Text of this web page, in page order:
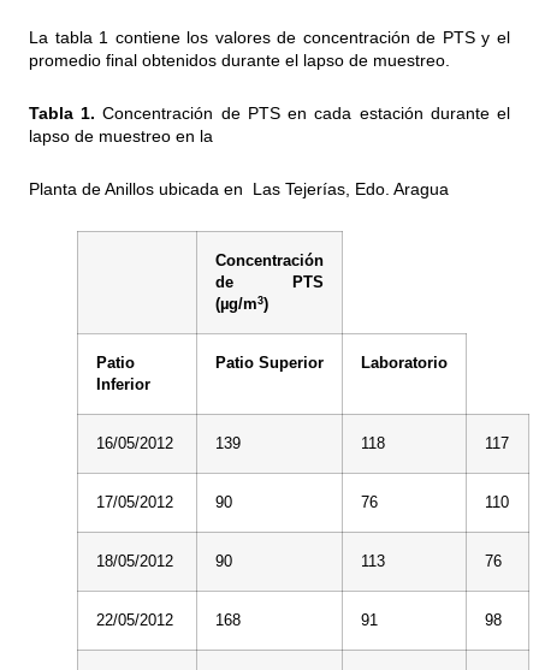
La tabla 1 contiene los valores de concentración de PTS y el
promedio final obtenidos durante el lapso de muestreo.
Tabla 1.Concentración de PTS en cada estación durante el
lapso de muestreo en la
Planta de Anillos ubicada en Las Tejerías, Edo. Aragua
Concentración
de PTS
(µg/m3)
Patio
Inferior
Patio Superior Laboratorio
16/05/2012 139 118 117
17/05/2012 90 76 110
18/05/2012 90 113 76
22/05/2012 168 91 98